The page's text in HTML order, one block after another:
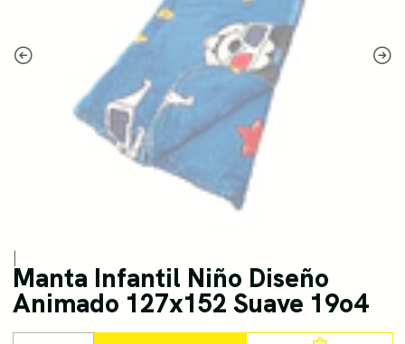
Manta Infantil Niño Diseño
Animado 127x152 Suave 19o4